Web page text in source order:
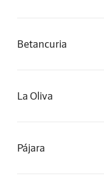
Betancuria
La Oliva
Pájara